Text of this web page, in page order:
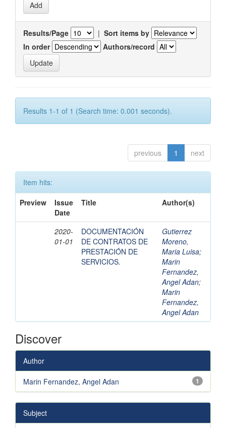
Results/Page | Sort items by
In order
Authors/record
Results 1-1 of 1 (Search time: 0.001 seconds).
previous 1 next
Item hits:
Preview
Issue
Date
Title Author(s)
2020-
01-01
DOCUMENTACIÓN
DE CONTRATOS DE
PRESTACIÓN DE
SERVICIOS.
Gutierrez
Moreno,
Maria Luisa;
Marin
Fernandez,
Angel Adan;
Marin
Fernandez,
Angel Adan
Discover
Author
1
Marin Fernandez, Angel Adan
Subject